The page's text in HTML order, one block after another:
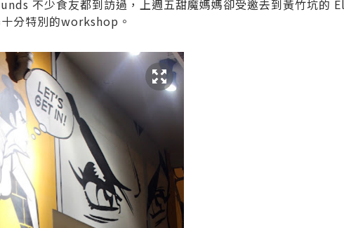
不少食友都到訪過，上週五甜魔媽媽卻受邀去到黃竹坑的
十分特別的workshop。